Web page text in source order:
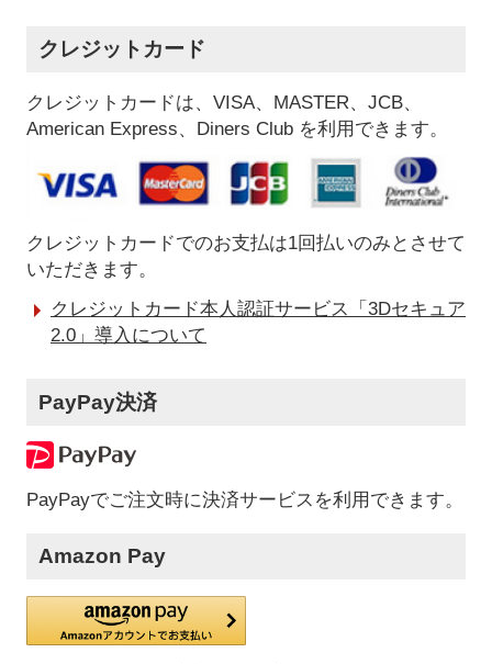
クレジットカード
クレジットカードは、VISA、MASTER、JCB、
American Express、Diners Club を利用できます。
クレジットカードでのお支払は1回払いのみとさせて
いただきます。
クレジットカード本人認証サービス「3Dセキュア
2.0」導入について
PayPay決済
PayPayでご注文時に決済サービスを利用できます。
Amazon Pay